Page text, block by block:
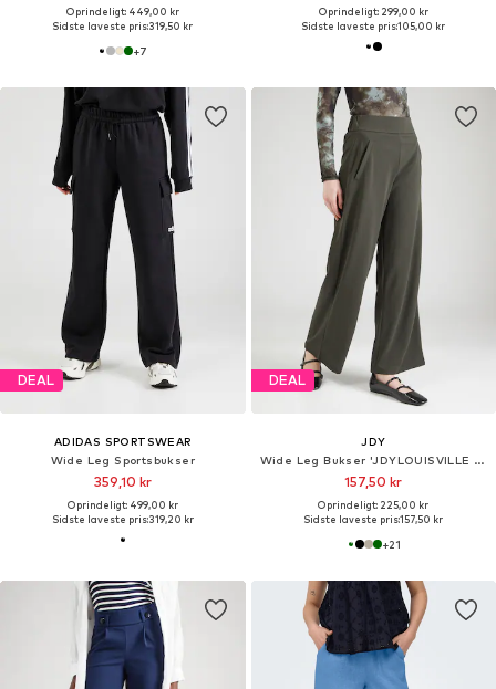
Oprindeligt: 449,00 kr
Sidste laveste pris:319,50 kr
+7
Oprindeligt: 299,00 kr
Sidste laveste pris:105,00 kr
DEAL
ADIDAS SPORTSWEAR
Wide Leg Sportsbukser
359,10 kr
Oprindeligt: 499,00 kr
Sidste laveste pris:319,20 kr
DEAL
JDY
Wide Leg Bukser 'JDYLOUISVILLE CATIA'
157,50 kr
Oprindeligt: 225,00 kr
Sidste laveste pris:157,50 kr
+21